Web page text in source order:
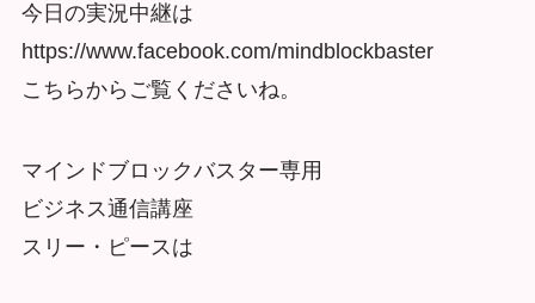
今日の実況中継は
https://www.facebook.com/mindblockbaster
こちらからご覧くださいね。
マインドブロックバスター専用
ビジネス通信講座
スリー・ピースは